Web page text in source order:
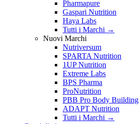
Pharmapure
Gaspari Nutrition
Haya Labs
Tutti i Marchi →
Nuovi Marchi
Nutriversum
SPARTA Nutrition
1UP Nutrition
Extreme Labs
BPS Pharma
ProNutrition
PBB Pro Body Building
ADAPT Nutrition
Tutti i Marchi →